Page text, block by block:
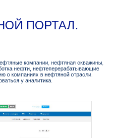
ПОРТАЛ.
компании, нефтяная скважины,
нефти, нефтеперерабатывающие
о компаниях в нефтяной отрасли.
у аналитика.